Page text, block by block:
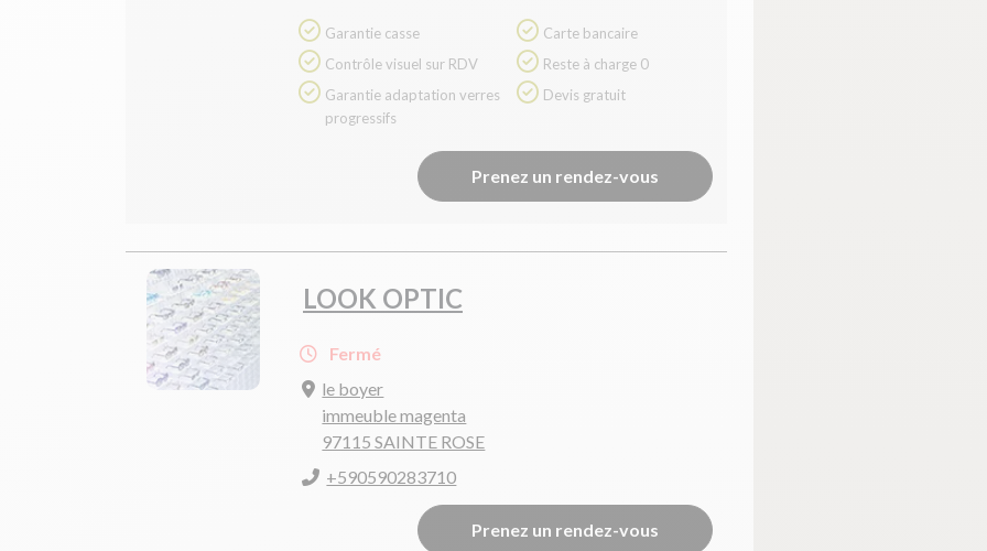
Garantie casse
Contrôle visuel sur RDV
progressifs
Carte bancaire
Reste à charge 0
Devis gratuit
Prenez un rendez-vous
LOOK OPTIC
Fermé
le boyer
immeuble magenta
97115 SAINTE ROSE
+590590283710
Prenez un rendez-vous